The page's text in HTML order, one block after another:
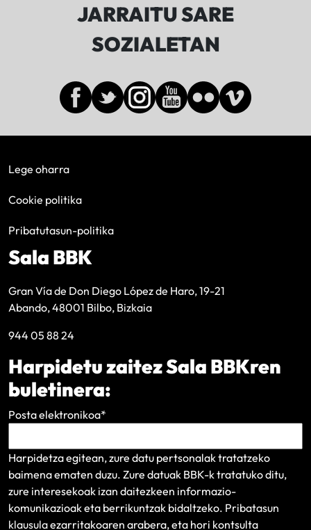
JARRAITU SARE
SOZIALETAN
Lege oharra
Cookie politika
Pribatutasun-politika
Sala BBK
Gran Vía de Don Diego López de Haro, 19-21
Abando, 48001 Bilbo, Bizkaia
944 05 88 24
Harpidetu zaitez Sala BBKren
buletinera:
Posta elektronikoa*
Harpidetza egitean, zure datu pertsonalak tratatzeko
baimena ematen duzu. Zure datuak BBK-k tratatuko ditu,
zure interesekoak izan daitezkeen informazio-
komunikazioak eta berrikuntzak bidaltzeko. Pribatasun
klausulaezarritakoaren arabera, eta hori kontsulta